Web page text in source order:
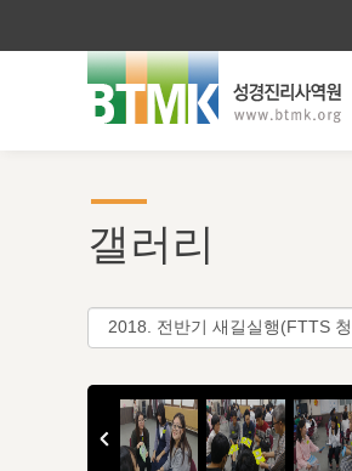
갤러리